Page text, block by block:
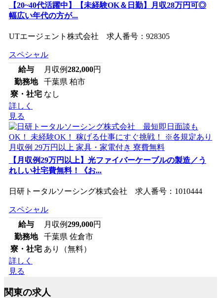
【20~40代活躍中】【未経験OK＆日勤】月収28万円可◎
幅広い年代の方が...
UTエージェント株式会社 求人番号：928305
スペシャル
給与
月収例282,000円
勤務地
千葉県 柏市
寮・社宅 なし
詳しく
見る
【月収例29万円以上】光ファイバーケーブルの製造／う
れしい社宅費無料！《お...
日研トータルソーシング株式会社 求人番号：1010444
スペシャル
給与
月収例299,000円
勤務地
千葉県 佐倉市
寮・社宅 あり（無料）
詳しく
見る
関東の求人